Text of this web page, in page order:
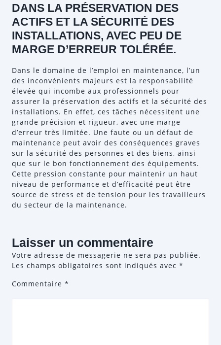
DANS LA PRÉSERVATION DES
ACTIFS ET LA SÉCURITÉ DES
INSTALLATIONS, AVEC PEU DE
MARGE D’ERREUR TOLÉRÉE.
Dans le domaine de l’emploi en maintenance, l’un
des inconvénients majeurs est la responsabilité
élevée qui incombe aux professionnels pour
assurer la préservation des actifs et la sécurité des
installations. En effet, ces tâches nécessitent une
grande précision et rigueur, avec une marge
d’erreur très limitée. Une faute ou un défaut de
maintenance peut avoir des conséquences graves
sur la sécurité des personnes et des biens, ainsi
que sur le bon fonctionnement des équipements.
Cette pression constante pour maintenir un haut
niveau de performance et d’efficacité peut être
source de stress et de tension pour les travailleurs
du secteur de la maintenance.
Laisser un commentaire
Votre adresse de messagerie ne sera pas publiée.
Les champs obligatoires sont indiqués avec *
Commentaire *